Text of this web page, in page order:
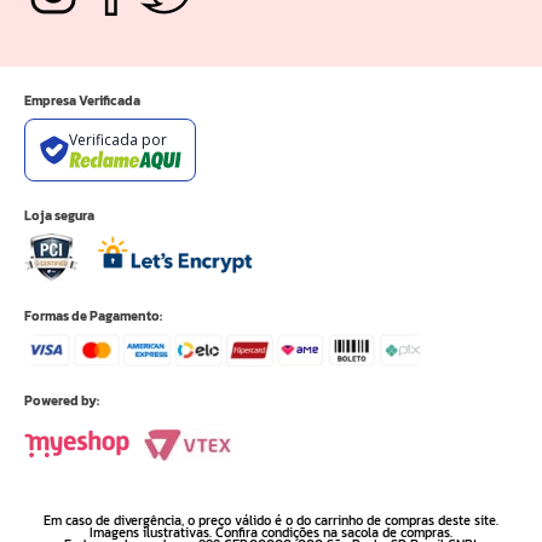
Empresa Verificada
Verificada por
Loja segura
Formas de Pagamento:
Powered by:
Em caso de divergência, o preço válido é o do carrinho de compras deste site.
Imagens ilustrativas. Confira condições na sacola de compras.